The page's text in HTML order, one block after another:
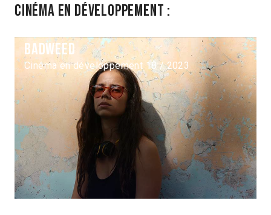
Cinéma en développement :
Badweed
Cinéma en développement 18 / 2023